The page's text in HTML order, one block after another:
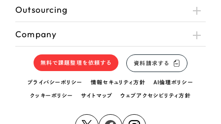
Outsourcing
Company
無料で課題整理を依頼する 資料請求する
プライバシーポリシー 情報セキュリティ方針 AI倫理ポリシー
クッキーポリシー サイトマップ ウェブアクセシビリティ方針